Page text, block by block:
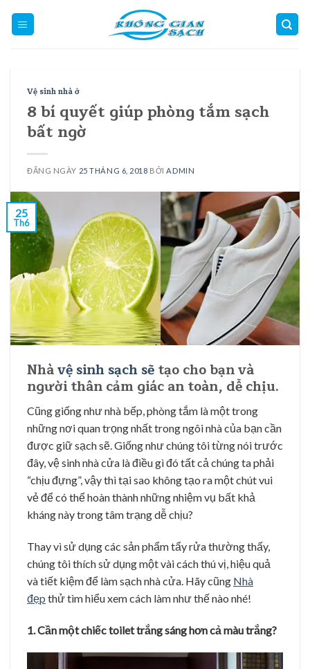
Vệ sinh nhà ở
8 bí quyết giúp phòng tắm sạch
bất ngờ
ĐĂNG NGÀY 25 THÁNG 6, 2018 BỞI ADMIN
25
Th6
Nhàvệ sinh sạch sẽtạo cho bạn và
người thân cảm giác an toàn, dễ chịu.
Cũng giống như nhà bếp, phòng tắm là một trong
những nơi quan trọng nhất trong ngôi nhà của bạn cần
được giữ sạch sẽ. Giống như chúng tôi từng nói trước
đây, vệ sinh nhà cửa là điều gì đó tất cả chúng ta phải
“chịu đựng”, vậy thì tại sao không tạo ra một chút vui
vẻ để có thể hoàn thành những nhiệm vụ bất khả
kháng này trong tâm trạng dễ chịu?
Thay vì sử dụng các sản phẩm tẩy rửa thường thấy,
chúng tôi thích sử dụng một vài cách thú vị, hiệu quả
và tiết kiệm để làm sạch nhà cửa. Hãy cũng Nhà
đẹp thử tìm hiểu xem cách làm như thế nào nhé!
1. Cần một chiếc toilet trắng sáng hơn cả màu trắng?